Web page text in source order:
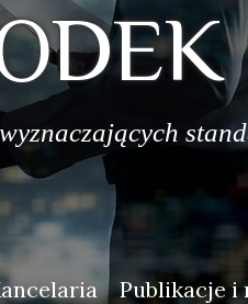
Publikacje i